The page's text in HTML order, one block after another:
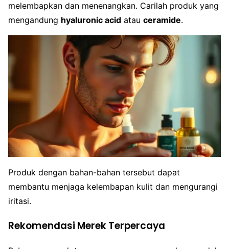
melembapkan dan menenangkan. Carilah produk yang
mengandung hyaluronic acid atau ceramide.
Produk dengan bahan-bahan tersebut dapat
membantu menjaga kelembapan kulit dan mengurangi
iritasi.
Rekomendasi Merek Terpercaya